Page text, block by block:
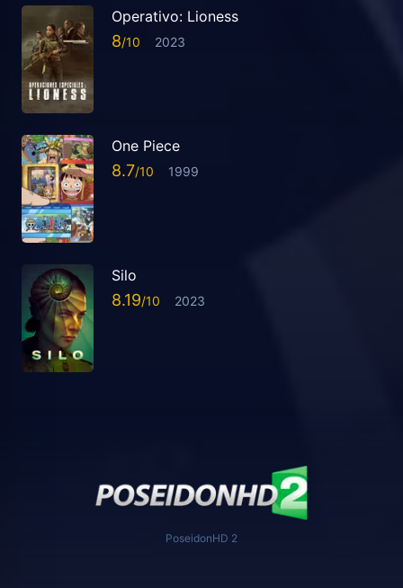
Operativo: Lioness
8 2023
One Piece
8.7 1999
Silo
8.19 2023
PoseidonHD 2